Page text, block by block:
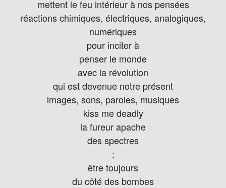
mettent le feu intérieur à nos pensées
réactions chimiques, électriques, analogiques,
numériques
pour inciter à
penser le monde
avec la révolution
qui est devenue notre présent
images, sons, paroles, musiques
kiss me deadly
la fureur apache
des spectres
:
être toujours
du côté des bombes